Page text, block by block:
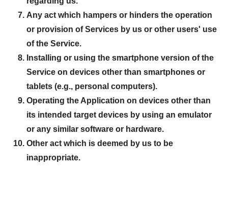
Any act which hampers or hinders the operation
or provision of Services by us or other users' use
of the Service.
Installing or using the smartphone version of the
Service on devices other than smartphones or
tablets (e.g., personal computers).
Operating the Application on devices other than
its intended target devices by using an emulator
or any similar software or hardware.
Other act which is deemed by us to be
inappropriate.